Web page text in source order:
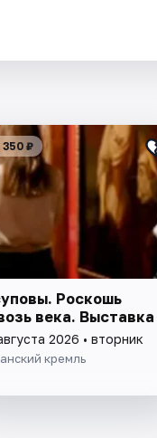
350 ₽
Роскошь
века. Выставка
2026 • вторник
кремль